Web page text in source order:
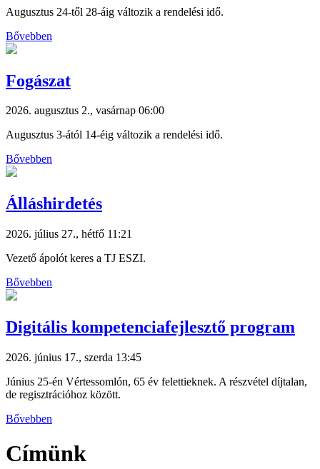
Augusztus 24-től 28-áig változik a rendelési idő.
Bővebben
Fogászat
2026. augusztus 2., vasárnap 06:00
Augusztus 3-ától 14-éig változik a rendelési idő.
Bővebben
Álláshirdetés
2026. július 27., hétfő 11:21
Vezető ápolót keres a TJ ESZI.
Bővebben
Digitális kompetenciafejlesztő program
2026. június 17., szerda 13:45
Június 25-én Vértessomlón, 65 év felettieknek. A részvétel díjtalan,
de regisztrációhoz között.
Bővebben
Címünk